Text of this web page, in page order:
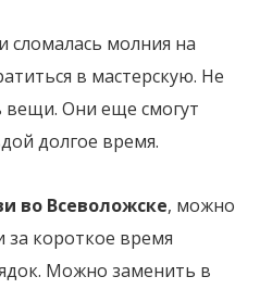
сломалась молния на
в мастерскую. Не
вещи. Они еще смогут
долгое время.
во Всеволожске, можно
за короткое время
Можно заменить в